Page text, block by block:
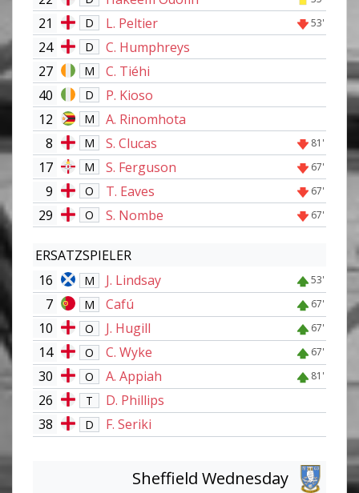
21 D L. Peltier 53'
24 D
C. Humphreys
27
M
C. Tiéhi
40
D
P. Kioso
12
M
A. Rinomhota
8
M S. Clucas 81'
17 M S. Ferguson 67'
9 O T. Eaves 67'
29 O S. Nombe 67'
ERSATZSPIELER
16
M J. Lindsay 53'
7 M Cafú 67'
10 O J. Hugill 67'
14 O C. Wyke 67'
30 O A. Appiah 81'
26 T
D. Phillips
38
D F. Seriki
Sheffield Wednesday